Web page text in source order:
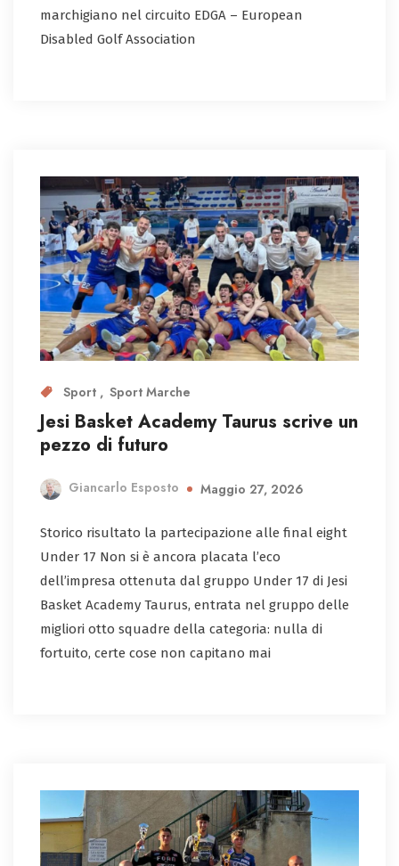
marchigiano nel circuito EDGA – European
Disabled Golf Association
Sport Sport Marche
Jesi Basket Academy Taurus scrive un
pezzo di futuro
Giancarlo Esposto Maggio 27, 2026
Storico risultato la partecipazione alle final eight
Under 17 Non si è ancora placata l’eco
dell’impresa ottenuta dal gruppo Under 17 di Jesi
Basket Academy Taurus, entrata nel gruppo delle
migliori otto squadre della categoria: nulla di
fortuito, certe cose non capitano mai